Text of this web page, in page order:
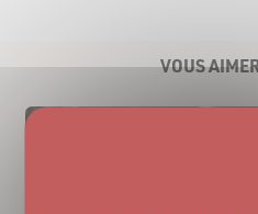
VOUS